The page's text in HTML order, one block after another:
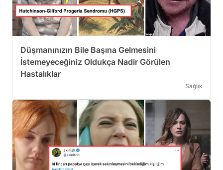
Düşmanınızın Bile Başına Gelmesini
İstemeyeceğiniz Oldukça Nadir Görülen
Hastalıklar
Sağlık